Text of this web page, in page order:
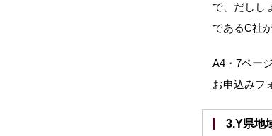
で、だしし
であるC社
A4・7ペー
お申込みフ
3.Y県